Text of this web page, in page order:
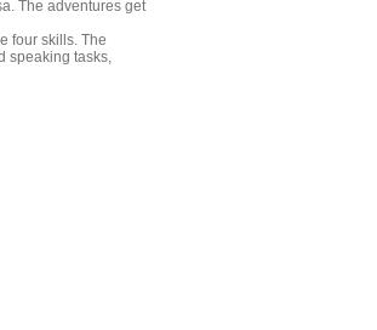
The adventures get
four skills. The
speaking tasks,